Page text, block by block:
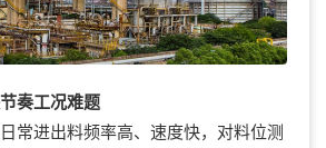
奏工况难题
进出料频率高、速度快，对料位测